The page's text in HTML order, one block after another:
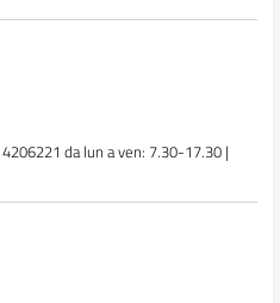
da lun a ven: 7.30-17.30 |